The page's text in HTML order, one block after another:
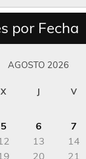
por Fecha
AGOSTO 2026
X J V
5 6 7
13 14
20 21